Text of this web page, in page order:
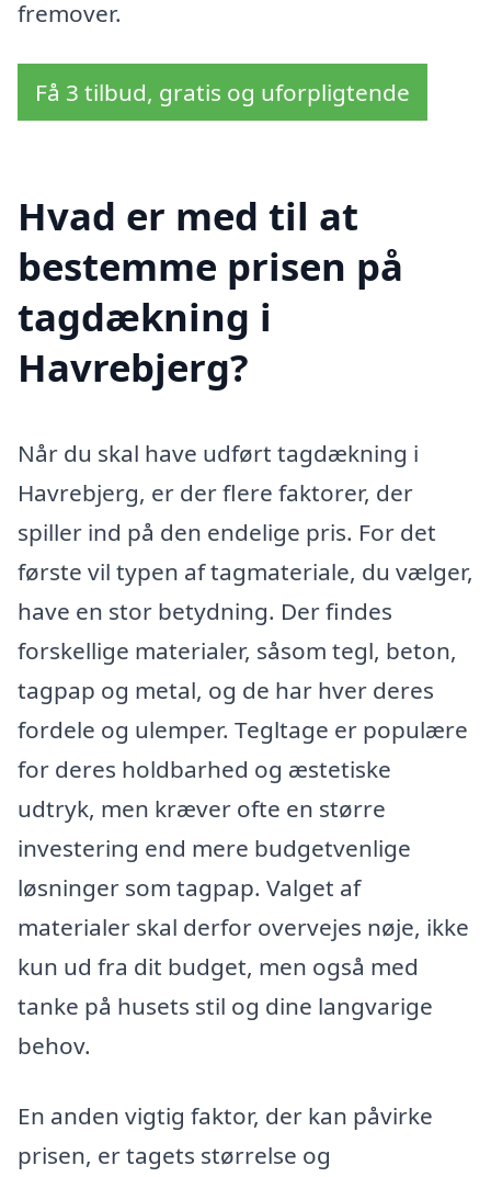
fremover.
Få 3 tilbud, gratis og uforpligtende
Hvad er med til at
bestemme prisen på
tagdækning i
Havrebjerg?
Når du skal have udført tagdækning i
Havrebjerg, er der flere faktorer, der
spiller ind på den endelige pris. For det
første vil typen af tagmateriale, du vælger,
have en stor betydning. Der findes
forskellige materialer, såsom tegl, beton,
tagpap og metal, og de har hver deres
fordele og ulemper. Tegltage er populære
for deres holdbarhed og æstetiske
udtryk, men kræver ofte en større
investering end mere budgetvenlige
løsninger som tagpap. Valget af
materialer skal derfor overvejes nøje, ikke
kun ud fra dit budget, men også med
tanke på husets stil og dine langvarige
behov.
En anden vigtig faktor, der kan påvirke
prisen, er tagets størrelse og